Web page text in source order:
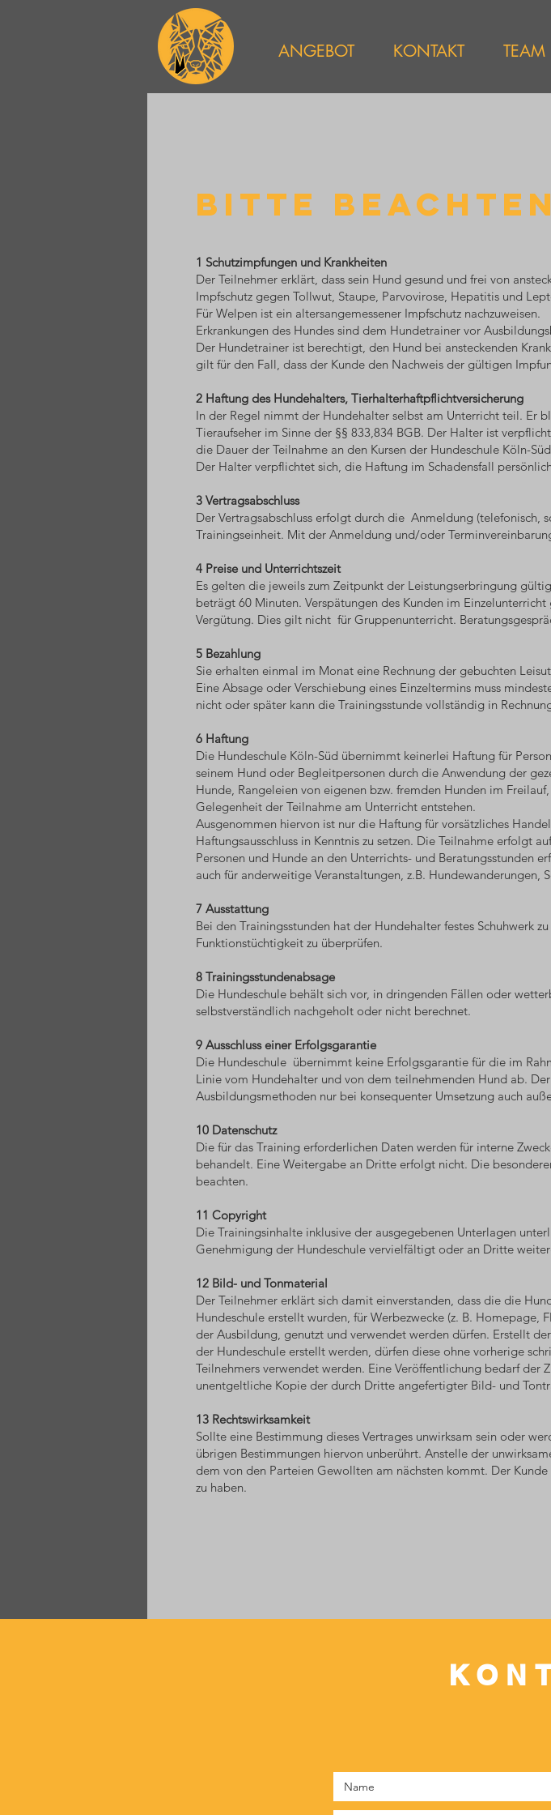
ANGEBOT KONTAKT TEAM
BITTE BEACHTEN
1 Schutzimpfungen und Krankheiten
Der Teilnehmer erklärt, dass sein Hund gesund und frei von
Impfschutz gegen Tollwut, Staupe, Parvovirose, Hepatitis und
Für Welpen ist ein altersangemessener Impfschutz nachzuweisen.
Erkrankungen des Hundes sind dem Hundetrainer vor
Der Hundetrainer ist berechtigt, den Hund bei ansteckenden
gilt für den Fall, dass der Kunde den Nachweis der gültigen
2 Haftung des Hundehalters, Tierhalterhaftpflichtversicherung
In der Regel nimmt der Hundehalter selbst am Unterricht teil. Er
Tieraufseher im Sinne der §§ 833,834 BGB. Der Halter ist
die Dauer der Teilnahme an den Kursen der Hundeschule Köln-
Der Halter verpflichtet sich, die Haftung im Schadensfall
3 Vertragsabschluss
Der Vertragsabschluss erfolgt durch die Anmeldung
Trainingseinheit. Mit der Anmeldung und/oder
4 Preise und Unterrichtszeit
Es gelten die jeweils zum Zeitpunkt der Leistungserbringung
beträgt 60 Minuten. Verspätungen des Kunden im
Vergütung. Dies gilt nicht für Gruppenunterricht.
5 Bezahlung
Sie erhalten einmal im Monat eine Rechnung der gebuchten
Eine Absage oder Verschiebung eines Einzeltermins muss
nicht oder später kann die Trainingsstunde vollständig in
6 Haftung
Die Hundeschule Köln-Süd übernimmt keinerlei Haftung für
seinem Hund oder Begleitpersonen durch die Anwendung der
Hunde, Rangeleien von eigenen bzw. fremden Hunden im
Gelegenheit der Teilnahme am Unterricht entstehen.
Ausgenommen hiervon ist nur die Haftung für vorsätzliches
Haftungsausschluss in Kenntnis zu setzen. Die Teilnahme erfolgt
Personen und Hunde an den Unterrichts- und Beratungsstunden
auch für anderweitige Veranstaltungen, z.B. Hundewanderungen,
7 Ausstattung
Bei den Trainingsstunden hat der Hundehalter festes Schuhwerk
Funktionstüchtigkeit zu überprüfen.
8 Trainingsstundenabsage
Die Hundeschule behält sich vor, in dringenden Fällen oder
selbstverständlich nachgeholt oder nicht berechnet.
9 Ausschluss einer Erfolgsgarantie
Die Hundeschule übernimmt keine Erfolgsgarantie für die im
Linie vom Hundehalter und von dem teilnehmenden Hund ab.
Ausbildungsmethoden nur bei konsequenter Umsetzung auch
10 Datenschutz
Die für das Training erforderlichen Daten werden für interne
behandelt. Eine Weitergabe an Dritte erfolgt nicht. Die
beachten.
11 Copyright
Die Trainingsinhalte inklusive der ausgegebenen Unterlagen
Genehmigung der Hundeschule vervielfältigt oder an Dritte
12 Bild- und Tonmaterial
Der Teilnehmer erklärt sich damit einverstanden, dass die die
Hundeschule erstellt wurden, für Werbezwecke (z. B.
der Ausbildung, genutzt und verwendet werden dürfen. Erstellt
der Hundeschule erstellt werden, dürfen diese ohne vorherige
Teilnehmers verwendet werden. Eine Veröffentlichung bedarf der
unentgeltliche Kopie der durch Dritte angefertigter Bild- und
13 Rechtswirksamkeit
Sollte eine Bestimmung dieses Vertrages unwirksam sein oder
übrigen Bestimmungen hiervon unberührt. Anstelle der
dem von den Parteien Gewollten am nächsten kommt. Der
zu haben.